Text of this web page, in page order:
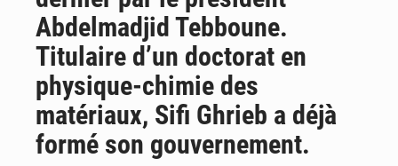
Abdelmadjid Tebboune.
Titulaire d’un doctorat en
physique-chimie des
matériaux, Sifi Ghrieb a déjà
formé son gouvernement.